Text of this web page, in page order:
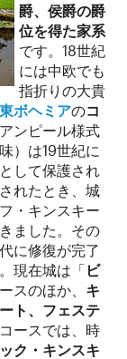
爵、侯爵の爵
位を得た家系
です。18世紀
には中欧でも
指折りの大貴
東ボヘミアのコ
ンピール様式
）は19世紀に
して保護され
れたとき、城
・キンスキー
ました。その
に修復が完了
現在城は「 ビ
スのほか、 キ
ト、フェステ
ースでは、時
ク・キンスキ